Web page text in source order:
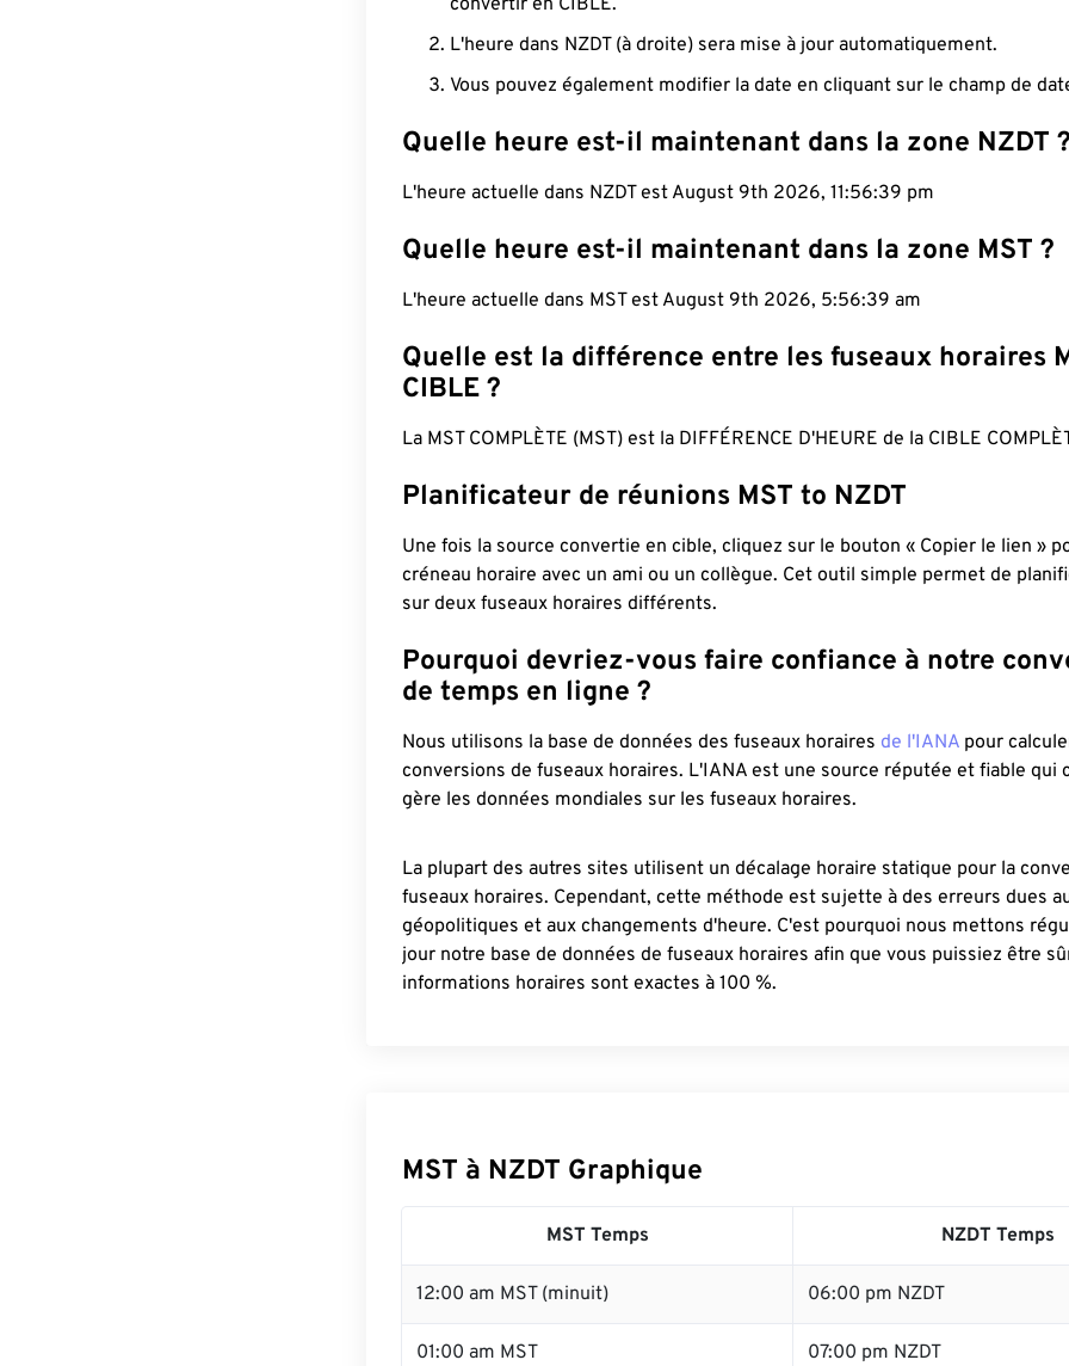
convertir en CIBLE.
L'heure dans NZDT (à droite) sera mise à jour automatiquement.
Vous pouvez également modifier la date en cliquant sur le champ de
Quelle heure est-il maintenant dans la zone NZDT ?
L'heure actuelle dans NZDT est August 9th 2026, 11:56:40 pm
Quelle heure est-il maintenant dans la zone MST ?
L'heure actuelle dans MST est August 9th 2026, 5:56:40 am
Quelle est la différence entre les fuseaux horaires
CIBLE ?
La MST COMPLÈTE (MST) est la DIFFÉRENCE D'HEURE de la CIBLE
Planificateur de réunions MST to NZDT
Une fois la source convertie en cible, cliquez sur le bouton « Copier le lien »
créneau horaire avec un ami ou un collègue. Cet outil simple permet de
sur deux fuseaux horaires différents.
Pourquoi devriez-vous faire confiance à notre
de temps en ligne ?
Nous utilisons la base de données des fuseaux horaires de l'IANA pour
conversions de fuseaux horaires. L'IANA est une source réputée et fiable qui
gère les données mondiales sur les fuseaux horaires.
La plupart des autres sites utilisent un décalage horaire statique pour la
fuseaux horaires. Cependant, cette méthode est sujette à des erreurs dues
géopolitiques et aux changements d'heure. C'est pourquoi nous mettons
jour notre base de données de fuseaux horaires afin que vous puissiez être
informations horaires sont exactes à 100 %.
MST à NZDT Graphique
MST Temps NZDT Temps
12:00 am MST (minuit) 06:00 pm NZDT
01:00 am MST 07:00 pm NZDT